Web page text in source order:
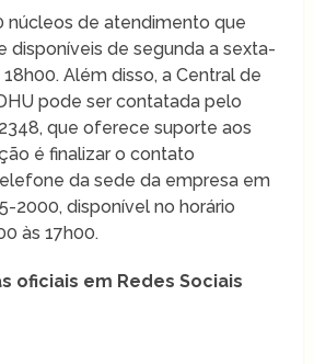
núcleos de atendimento que
disponíveis de segunda a sexta-
Além disso, a Central de
pode ser contatada pelo
que oferece suporte aos
é finalizar o contato
da sede da empresa em
2000, disponível no horário
às 17h00.
oficiais em Redes Sociais